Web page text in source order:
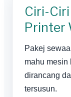
Ciri-
Printer
Pakej
mahu mesin
dirancang
tersusun.